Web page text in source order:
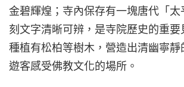
金碧輝煌；寺內保存有一塊唐代「
刻文字清晰可辨，是寺院歷史的重
種植有松柏等樹木，營造出清幽寧
遊客感受佛教文化的場所。